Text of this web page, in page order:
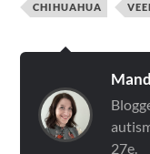
CHIHUAHUA
27e.